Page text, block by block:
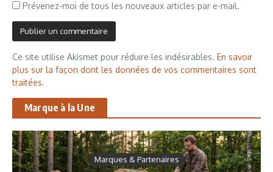
Prévenez-moi de tous les nouveaux articles par e-mail.
Ce site utilise Akismet pour réduire les indésirables. En savoir
plus sur la façon dont les données de vos commentaires sont
traitées.
Marque à la Une
Marques & Partenaires